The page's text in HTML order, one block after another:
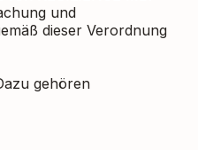
und
dieser Verordnung
gehören